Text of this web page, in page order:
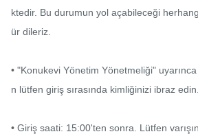
ktedir. Bu durumun yol açabileceği
ür dileriz.
• "Konukevi Yönetim Yönetmeliği"
n lütfen giriş sırasında kimliğinizi ibraz edin.
• Giriş saati: 15:00'ten sonra. Lütfen